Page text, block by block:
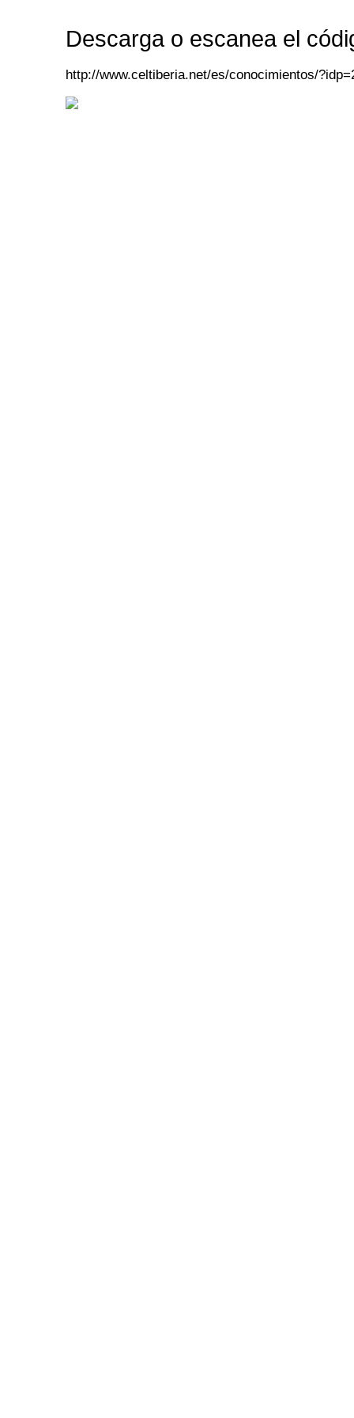
Descarga o escanea el
http://www.celtiberia.net/es/conocimientos/